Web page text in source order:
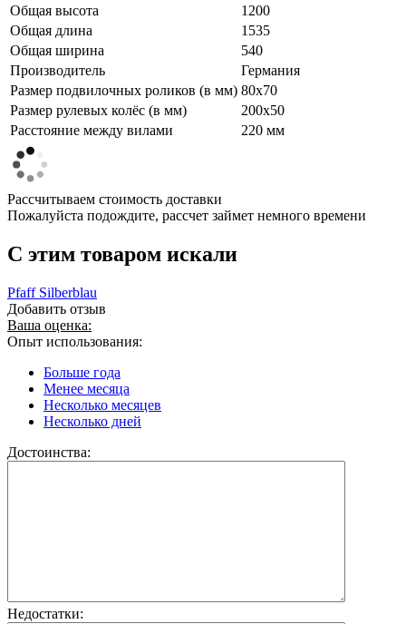
Общая высота
1200
Общая длина
1535
Общая ширина
540
Производитель
Германия
Размер подвилочных роликов (в мм) 80х70
Размер рулевых колёс (в мм)
200х50
Расстояние между вилами
220 мм
Рассчитываем стоимость доставки
Пожалуйста подождите, рассчет займет немного времени
C этим товаром искали
Pfaff Silberblau
Добавить отзыв
Ваша оценка:
Опыт использования:
Больше года
Менее месяца
Несколько месяцев
Несколько дней
Достоинства:
Недостатки: